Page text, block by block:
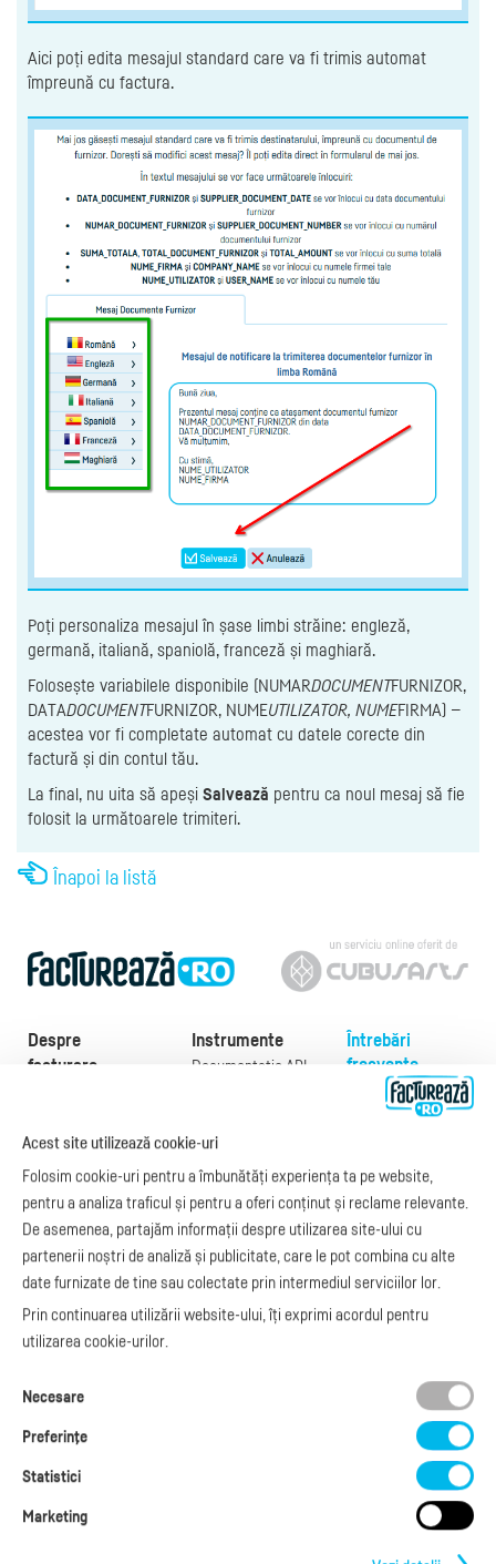
Aici poți edita mesajul standard care va fi trimis automat
împreună cu factura.
Poți personaliza mesajul în șase limbi străine: engleză,
germană, italiană, spaniolă, franceză și maghiară.
Folosește variabilele disponibile (NUMARDOCUMENTFURNIZOR,
DATADOCUMENTFURNIZOR, NUMEUTILIZATOR, NUMEFIRMA) —
acestea vor fi completate automat cu datele corecte din
factură și din contul tău.
La final, nu uita să apeși Salvează pentru ca noul mesaj să fie
folosit la următoarele trimiteri.
Înapoi la listă
Despre
facturare
Exemple de facturi
Model factură
Manual de
facturare
Legislaţie facturi
Facturare online
blog.factureaza.ro
Instrumente
Documentație API
e-Factura B2C
API e-Factura
e-Transport
Integrare Stripe
Integrare
SmartFintech
Integrare PrestaShop
Întrebări
frecvente
Despre noi
ajutor?
L-V: 09:00 - 17:00
0368 409 233
office@factureaza.ro
Acest site utilizează cookie-uri
Folosim cookie-uri pentru a îmbunătăți experiența ta pe website,
pentru a analiza traficul și pentru a oferi conținut și reclame relevante.
De asemenea, partajăm informații despre utilizarea site-ului cu
partenerii noștri de analiză și publicitate, care le pot combina cu alte
date furnizate de tine sau colectate prin intermediul serviciilor lor.
Prin continuarea utilizării website-ului, îți exprimi acordul pentru
utilizarea cookie-urilor.
Necesare
Preferinţe
Statistici
Marketing